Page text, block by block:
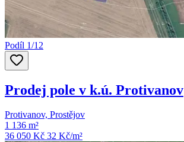
Podíl 1/12
Prodej pole v k.ú. Protivanov
Protivanov, Prostějov
1 136 m²
36 050 Kč 32 Kč/m²